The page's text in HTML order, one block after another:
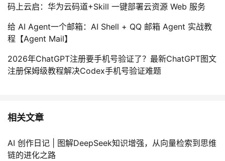
码上云启：华为云码道+Skill 一键部署云资源 Web 服务
给 AI Agent一个邮箱：AI Shell + QQ 邮箱 Agent 实战教
程【Agent Mail】
2026年ChatGPT注册要手机号验证了？最新ChatGPT图文
注册保姆级教程解决Codex手机号验证难题
相关文章
AI 创作日记 | 图解DeepSeek知识增强，从向量检索到思维
链的进化之路